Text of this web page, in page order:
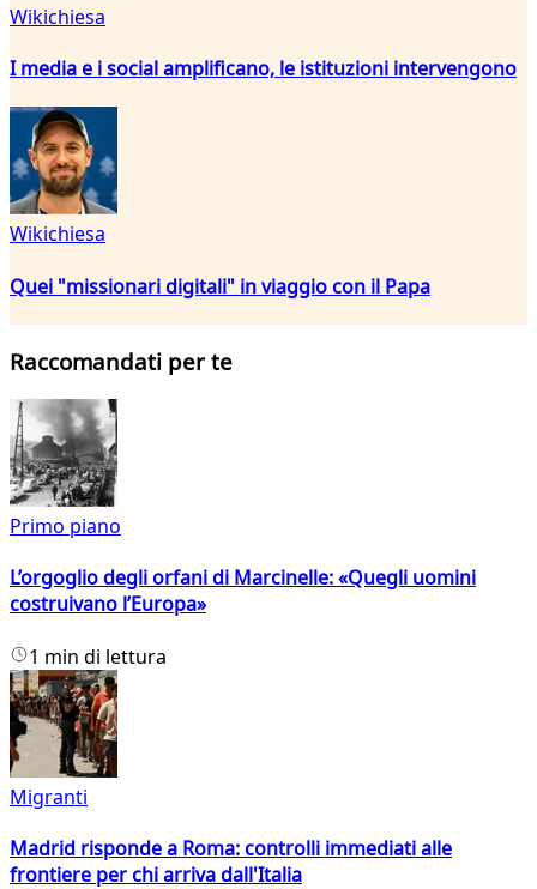
Wikichiesa
I media e i social amplificano, le istituzioni intervengono
Wikichiesa
Quei "missionari digitali" in viaggio con il Papa
Raccomandati per te
Primo piano
L’orgoglio degli orfani di Marcinelle: «Quegli uomini
costruivano l’Europa»
1 min di lettura
Migranti
Madrid risponde a Roma: controlli immediati alle
frontiere per chi arriva dall'Italia